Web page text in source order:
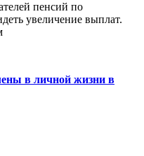
пенсий по
увеличение выплат.
в личной жизни в